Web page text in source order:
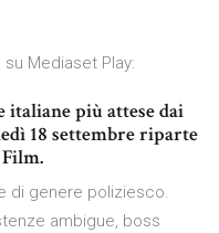
Mediaset Play:
italiane più attese dai
18 settembre riparte
di genere poliziesco.
ambigue, boss